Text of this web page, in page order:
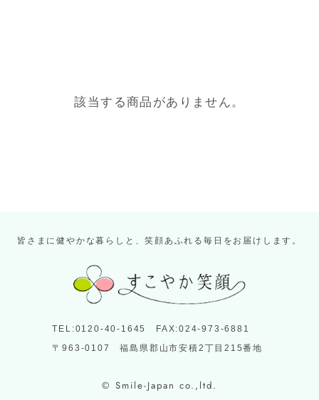
該当する商品がありません。
皆さまに健やかな暮らしと、笑顔あふれる毎日をお届けします。
TEL:0120-40-1645 FAX:024-973-6881
〒963-0107 福島県郡山市安積2丁目215番地
© Smile-Japan co.,ltd.